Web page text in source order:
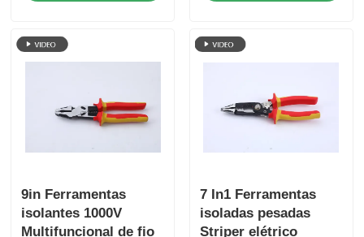
9in Ferramentas
isolantes 1000V
Multifuncional de fio
7 In1 Ferramentas
isoladas pesadas
Striper elétrico